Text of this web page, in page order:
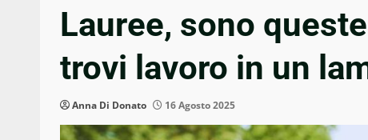
Lauree, sono
trovi lavoro in un
Anna Di Donato 16 Agosto 2025